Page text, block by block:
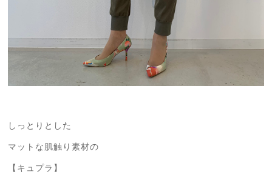
しっとりとした
マットな肌触り素材の
【キュプラ】